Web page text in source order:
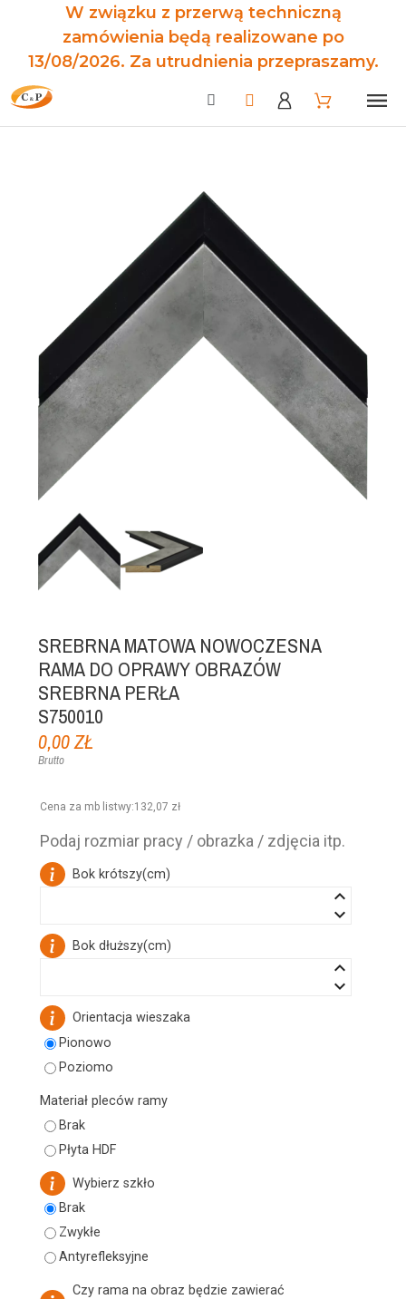
W związku z przerwą techniczną
zamówienia będą realizowane po
13/08/2026. Za utrudnienia przepraszamy.
SREBRNA MATOWA NOWOCZESNA
RAMA DO OPRAWY OBRAZÓW
SREBRNA PERŁA
S750010
0,00 ZŁ
Brutto
Cena za mb listwy:132,07 zł
Podaj rozmiar pracy / obrazka / zdjęcia itp.
Bok krótszy(cm)
keyboard_arrow_up
keyboard_arrow_down
Bok dłuższy(cm)
keyboard_arrow_up
keyboard_arrow_down
Orientacja wieszaka
Pionowo
Poziomo
Wybierz szkło
Brak
Zwykłe
Antyrefleksyjne
Materiał pleców ramy
Brak
Płyta HDF
Czy rama na obraz będzie zawierać